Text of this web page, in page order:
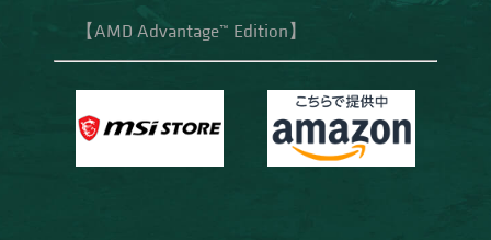
【AMD Advantage™ Edition】